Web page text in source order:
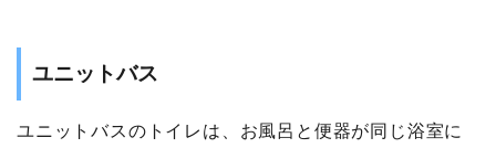
ユニットバス
ユニットバスのトイレは、お風呂と便器が同じ浴室に